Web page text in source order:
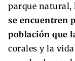
parque natural,
se encuentren
población que
corales y la